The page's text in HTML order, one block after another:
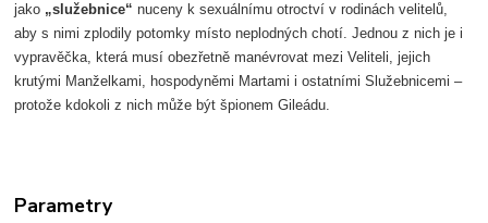
jako „služebnice“ nuceny k sexuálnímu otroctví v rodinách velitelů,
aby s nimi zplodily potomky místo neplodných chotí. Jednou z nich je i
vypravěčka, která musí obezřetně manévrovat mezi Veliteli, jejich
krutými Manželkami, hospodyněmi Martami i ostatními Služebnicemi –
protože kdokoli z nich může být špionem Gileádu.
Parametry